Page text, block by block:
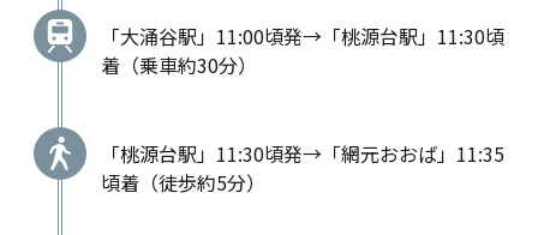
「大涌谷駅」11:00頃発→「桃源台駅」11:30頃
着（乗車約30分）
「桃源台駅」11:30頃発→「網元おおば」11:35
頃着（徒歩約5分）